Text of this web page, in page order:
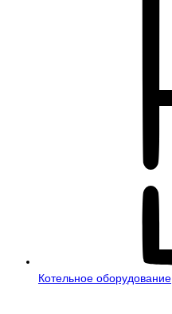
Котельное оборудование